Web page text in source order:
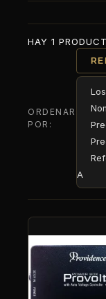
HAY 1
ORDENAR
POR:
A